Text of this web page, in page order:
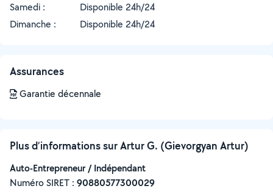
Samedi :
Disponible 24h/24
Dimanche :
Disponible 24h/24
Assurances
Garantie décennale
Plus d’informations sur Artur G. (Gievorgyan Artur)
Auto-Entrepreneur / Indépendant
Numéro SIRET : ‍90880577300029